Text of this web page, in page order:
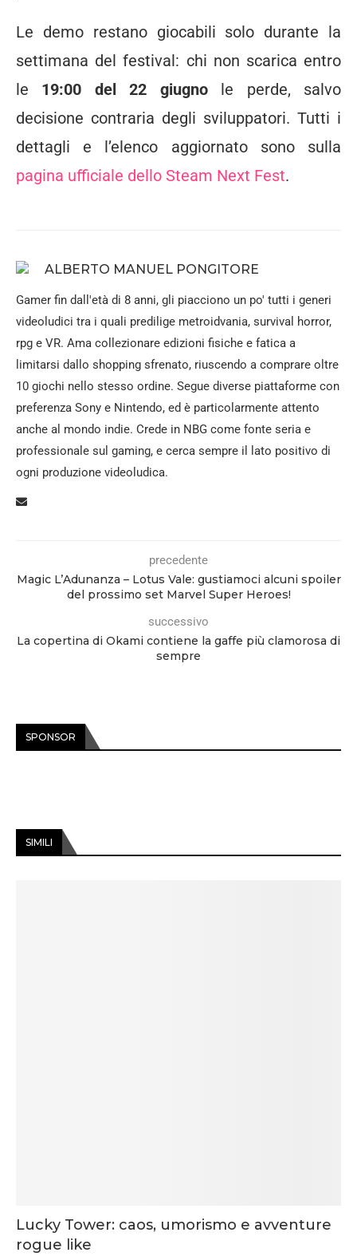
Le demo restano giocabili solo durante la
settimana del festival: chi non scarica entro
le 19:00 del 22 giugnole perde, salvo
decisione contraria degli sviluppatori. Tutti i
dettagli e l’elenco aggiornato sono sulla
pagina ufficiale dello Steam Next Fest.
ALBERTO MANUEL PONGITORE
Gamer fin dall'età di 8 anni, gli piacciono un po' tutti i generi
videoludici tra i quali predilige metroidvania, survival horror,
rpg e VR. Ama collezionare edizioni fisiche e fatica a
limitarsi dallo shopping sfrenato, riuscendo a comprare oltre
10 giochi nello stesso ordine. Segue diverse piattaforme con
preferenza Sony e Nintendo, ed è particolarmente attento
anche al mondo indie. Crede in NBG come fonte seria e
professionale sul gaming, e cerca sempre il lato positivo di
ogni produzione videoludica.
precedente
Magic L’Adunanza – Lotus Vale: gustiamoci alcuni spoiler
del prossimo set Marvel Super Heroes!
successivo
La copertina di Okami contiene la gaffe più clamorosa di
sempre
SPONSOR
SIMILI
Lucky Tower: caos, umorismo e avventure
rogue like